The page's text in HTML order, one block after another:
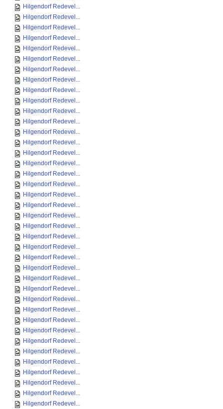
Hilgendorf Redevel...
Hilgendorf Redevel...
Hilgendorf Redevel...
Hilgendorf Redevel...
Hilgendorf Redevel...
Hilgendorf Redevel...
Hilgendorf Redevel...
Hilgendorf Redevel...
Hilgendorf Redevel...
Hilgendorf Redevel...
Hilgendorf Redevel...
Hilgendorf Redevel...
Hilgendorf Redevel...
Hilgendorf Redevel...
Hilgendorf Redevel...
Hilgendorf Redevel...
Hilgendorf Redevel...
Hilgendorf Redevel...
Hilgendorf Redevel...
Hilgendorf Redevel...
Hilgendorf Redevel...
Hilgendorf Redevel...
Hilgendorf Redevel...
Hilgendorf Redevel...
Hilgendorf Redevel...
Hilgendorf Redevel...
Hilgendorf Redevel...
Hilgendorf Redevel...
Hilgendorf Redevel...
Hilgendorf Redevel...
Hilgendorf Redevel...
Hilgendorf Redevel...
Hilgendorf Redevel...
Hilgendorf Redevel...
Hilgendorf Redevel...
Hilgendorf Redevel...
Hilgendorf Redevel...
Hilgendorf Redevel...
Hilgendorf Redevel...